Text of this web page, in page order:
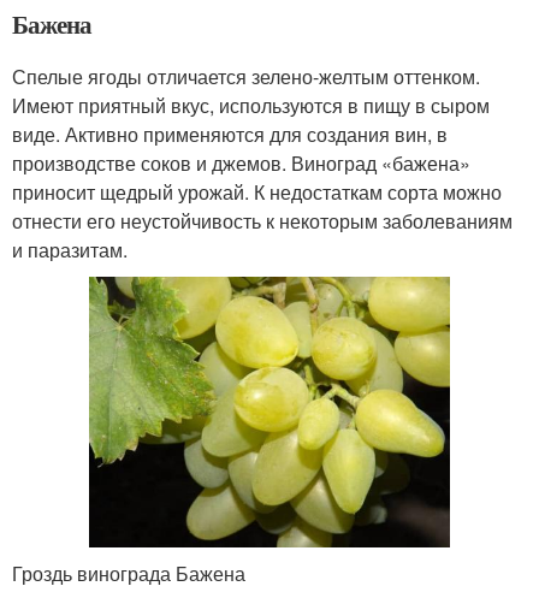
Бажена
Спелые ягоды отличается зелено-желтым оттенком.
Имеют приятный вкус, используются в пищу в сыром
виде. Активно применяются для создания вин, в
производстве соков и джемов. Виноград «бажена»
приносит щедрый урожай. К недостаткам сорта можно
отнести его неустойчивость к некоторым заболеваниям
и паразитам.
Гроздь винограда Бажена